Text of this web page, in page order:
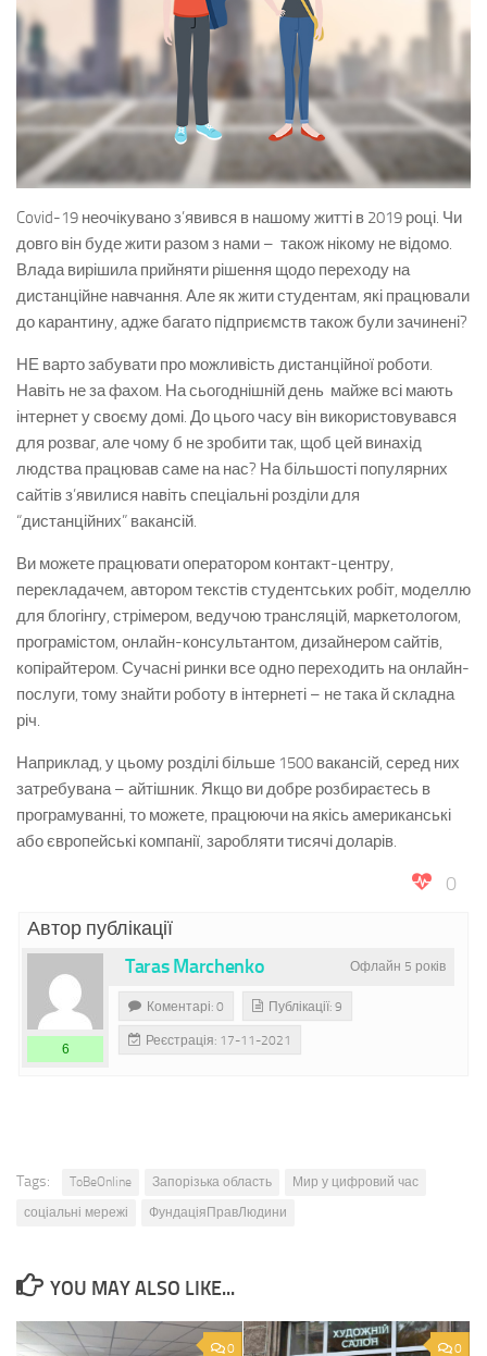
Covid-19 неочікувано з’явився в нашому житті в 2019 році. Чи
довго він буде жити разом з нами – також нікому не відомо.
Влада вирішила прийняти рішення щодо переходу на
дистанційне навчання. Але як жити студентам, які працювали
до карантину, адже багато підприємств також були зачинені?
НЕ варто забувати про можливість дистанційної роботи.
Навіть не за фахом. На сьогоднішній день майже всі мають
інтернет у своєму домі. До цього часу він використовувався
для розваг, але чому б не зробити так, щоб цей винахід
людства працював саме на нас? На більшості популярних
сайтів з’явилися навіть спеціальні розділи для
“дистанційних” вакансій.
Ви можете працювати оператором контакт-центру,
перекладачем, автором текстів студентських робіт, моделлю
для блогінгу, стрімером, ведучою трансляцій, маркетологом,
програмістом, онлайн-консультантом, дизайнером сайтів,
копірайтером. Сучасні ринки все одно переходить на онлайн-
послуги, тому знайти роботу в інтернеті – не така й складна
річ.
Наприклад, у цьому розділі більше 1500 вакансій, серед них
затребувана – айтішник. Якщо ви добре розбираєтесь в
програмуванні, то можете, працюючи на якісь американські
або європейські компанії, заробляти тисячі доларів.
0
Автор публікації
Офлайн 5 років
Taras Marchenko
6
Коментарі: 0 Публікації: 9
Реєстрація: 17-11-2021
Tags: ToBeOnline Запорізька область
Мир у цифровий час
соціальні мережі
ФундаціяПравЛюдини
YOU MAY ALSO LIKE...
0 0